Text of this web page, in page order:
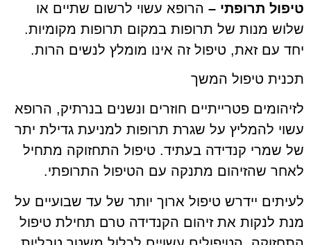
טיפול תרופתי – הרופא עשוי לרשום שתיים או
שלוש מנות של תרופות במקום תרופות מקומיות.
יחד עם זאת, טיפול זה אינו מומלץ לנשים הרות.
תכנית טיפול המשך
לזיהומים פטרייתיים חוזרים ונשנים בנרתיק, הרופא
עשוי להמליץ על שגרת תרופות למניעת גדילת יתר
של שמרי קנדידה בעתיד. טיפול התחזוקה מתחיל
לאחר שהזיהום מתנקה עם הטיפול התרופתי.
לעיתים יידרש טיפול ארוך יותר של עד שבועיים על
מנת לנקות את זיהום הקנדידה טרם תחילת טיפול